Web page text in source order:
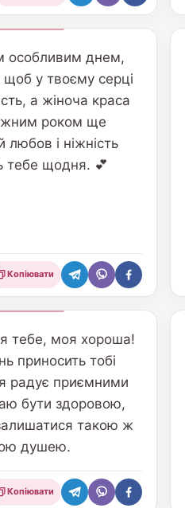
особливим днем,
у твоєму серці
а жіноча краса
роком ще
любов і ніжність
тебе щодня. 💕
Копіювати
тебе, моя хороша!
приносить тобі
радує приємними
бути здоровою,
такою ж
душею.
Копіювати